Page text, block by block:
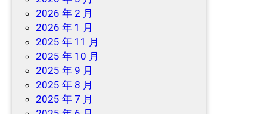
2026 年 2 月
2026 年 1 月
2025 年 11 月
2025 年 10 月
2025 年 9 月
2025 年 8 月
2025 年 7 月